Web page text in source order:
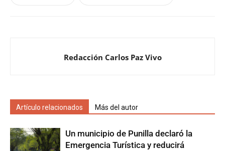
Redacción Carlos Paz Vivo
Artículo relacionados Más del autor
Un municipio de Punilla declaró la
Emergencia Turística y reducirá